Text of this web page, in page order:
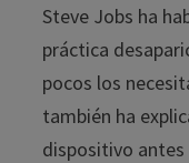
Steve Jobs ha
práctica
pocos los
también ha
dispositivo antes